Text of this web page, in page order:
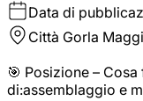
Data di
Città Gorla
🎯 Posizione –
di:assemblaggio e